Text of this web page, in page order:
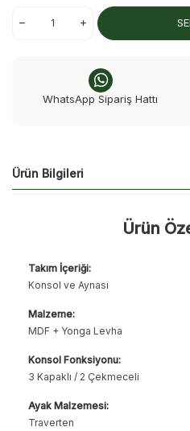
WhatsApp Sipariş Hattı
Ürün Bilgileri
Ürün
Takım İçeriği:
Konsol ve Aynası
Malzeme:
MDF + Yonga Levha
Konsol Fonksiyonu:
3 Kapaklı / 2 Çekmeceli
Ayak Malzemesi:
Traverten